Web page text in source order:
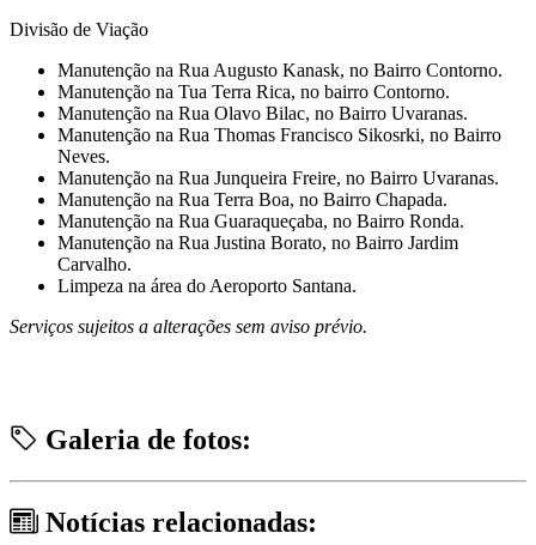
Divisão de Viação
Manutenção na Rua Augusto Kanask, no Bairro Contorno.
⁠Manutenção na Tua Terra Rica, no bairro Contorno.
Manutenção na Rua Olavo Bilac, no Bairro Uvaranas.
Manutenção na Rua Thomas Francisco Sikosrki, no Bairro
Neves.
⁠Manutenção na Rua Junqueira Freire, no Bairro Uvaranas.
⁠Manutenção na Rua Terra Boa, no Bairro Chapada.
⁠Manutenção na Rua Guaraqueçaba, no Bairro Ronda.
⁠Manutenção na Rua Justina Borato, no Bairro Jardim
Carvalho.
Limpeza na área do Aeroporto Santana.
Serviços sujeitos a alterações sem aviso prévio.
Galeria de fotos:
Notícias relacionadas: